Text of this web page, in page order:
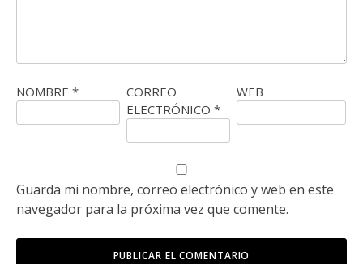
NOMBRE *
CORREO
ELECTRÓNICO *
WEB
Guarda mi nombre, correo electrónico y web en este
navegador para la próxima vez que comente.